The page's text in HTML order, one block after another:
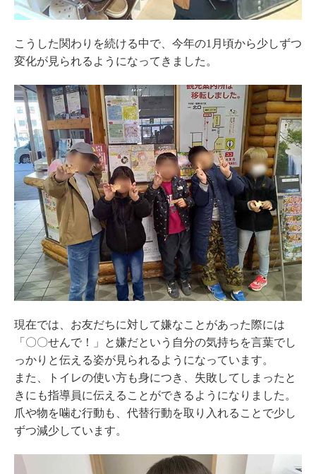
こうした関わりを続ける中で、今年の1月頃から少しずつ
変化が見られるようになってきました。
現在では、お友だちに対して嫌なことがあった際には
「〇〇せんで！」と嫌だという自分の気持ちを言葉でし
っかりと伝える姿が見られるようになっています。
また、トイレの使い方も身につき、失敗してしまったと
きにも指導員に伝えることができるようになりました。
爪や物を噛む行動も、代替行動を取り入れることで少し
ずつ減少しています。